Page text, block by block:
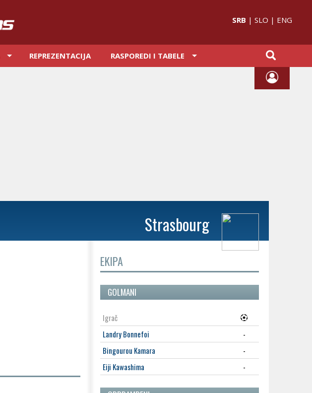
SRB | SLO | ENG
REPREZENTACIJA RASPOREDI I TABELE
EKIPA
GOLMANI
Igrač
Landry Bonnefoi
-
Bingourou Kamara
-
Eiji Kawashima
-
Strasbourg